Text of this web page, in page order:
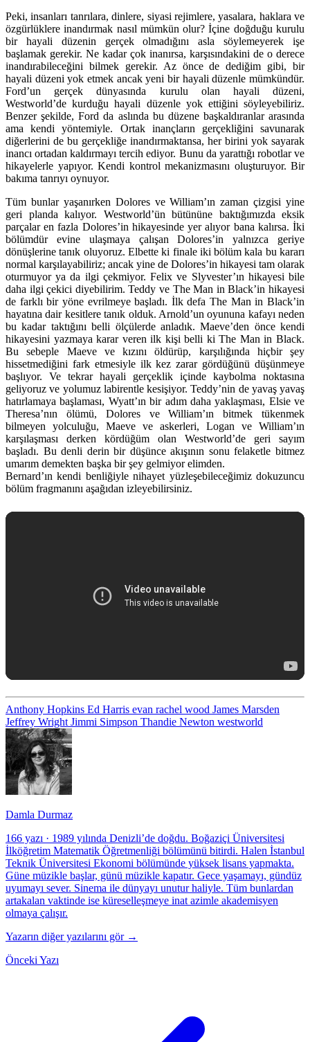
Peki, insanları tanrılara, dinlere, siyasi rejimlere, yasalara, haklara ve
özgürlüklere inandırmak nasıl mümkün olur? İçine doğduğu kurulu
bir hayali düzenin gerçek olmadığını asla söylemeyerek işe
başlamak gerekir. Ne kadar çok inanırsa, karşısındakini de o derece
inandırabileceğini bilmek gerekir. Az önce de dediğim gibi, bir
hayali düzeni yok etmek ancak yeni bir hayali düzenle mümkündür.
Ford’un gerçek dünyasında kurulu olan hayali düzeni,
Westworld’de kurduğu hayali düzenle yok ettiğini söyleyebiliriz.
Benzer şekilde, Ford da aslında bu düzene başkaldıranlar arasında
ama kendi yöntemiyle. Ortak inançların gerçekliğini savunarak
diğerlerini de bu gerçekliğe inandırmaktansa, her birini yok sayarak
inancı ortadan kaldırmayı tercih ediyor. Bunu da yarattığı robotlar ve
hikayelerle yapıyor. Kendi kontrol mekanizmasını oluşturuyor. Bir
bakıma tanrıyı oynuyor.
Tüm bunlar yaşanırken Dolores ve William’ın zaman çizgisi yine
geri planda kalıyor. Westworld’ün bütününe baktığımızda eksik
parçalar en fazla Dolores’in hikayesinde yer alıyor bana kalırsa. İki
bölümdür evine ulaşmaya çalışan Dolores’in yalnızca geriye
dönüşlerine tanık oluyoruz. Elbette ki finale iki bölüm kala bu kararı
normal karşılayabiliriz; ancak yine de Dolores’in hikayesi tam olarak
oturmuyor ya da ilgi çekmiyor. Felix ve Slyvester’ın hikayesi bile
daha ilgi çekici diyebilirim. Teddy ve The Man in Black’in hikayesi
de farklı bir yöne evrilmeye başladı. İlk defa The Man in Black’in
hayatına dair kesitlere tanık olduk. Arnold’un oyununa kafayı neden
bu kadar taktığını belli ölçülerde anladık. Maeve’den önce kendi
hikayesini yazmaya karar veren ilk kişi belli ki The Man in Black.
Bu sebeple Maeve ve kızını öldürüp, karşılığında hiçbir şey
hissetmediğini fark etmesiyle ilk kez zarar gördüğünü düşünmeye
başlıyor. Ve tekrar hayali gerçeklik içinde kaybolma noktasına
geliyoruz ve yolumuz labirentle kesişiyor. Teddy’nin de yavaş yavaş
hatırlamaya başlaması, Wyatt’ın bir adım daha yaklaşması, Elsie ve
Theresa’nın ölümü, Dolores ve William’ın bitmek tükenmek
bilmeyen yolculuğu, Maeve ve askerleri, Logan ve William’ın
karşılaşması derken kördüğüm olan Westworld’de geri sayım
başladı. Bu denli derin bir düşünce akışının sonu felaketle bitmez
umarım demekten başka bir şey gelmiyor elimden.
Bernard’ın kendi benliğiyle nihayet yüzleşebileceğimiz dokuzuncu
bölüm fragmanını aşağıdan izleyebilirsiniz.
Anthony Hopkins Ed Harris evan rachel wood James Marsden
Jeffrey Wright Jimmi Simpson Thandie Newton westworld
Damla Durmaz
166 yazı · 1989 yılında Denizli’de doğdu. Boğaziçi Üniversitesi
İlköğretim Matematik Öğretmenliği bölümünü bitirdi. Halen İstanbul
Teknik Üniversitesi Ekonomi bölümünde yüksek lisans yapmakta.
Güne müzikle başlar, günü müzikle kapatır. Gece yaşamayı, gündüz
uyumayı sever. Sinema ile dünyayı unutur haliyle. Tüm bunlardan
artakalan vaktinde ise küreselleşmeye inat azimle akademisyen
olmaya çalışır.
Yazarın diğer yazılarını gör →
Önceki Yazı